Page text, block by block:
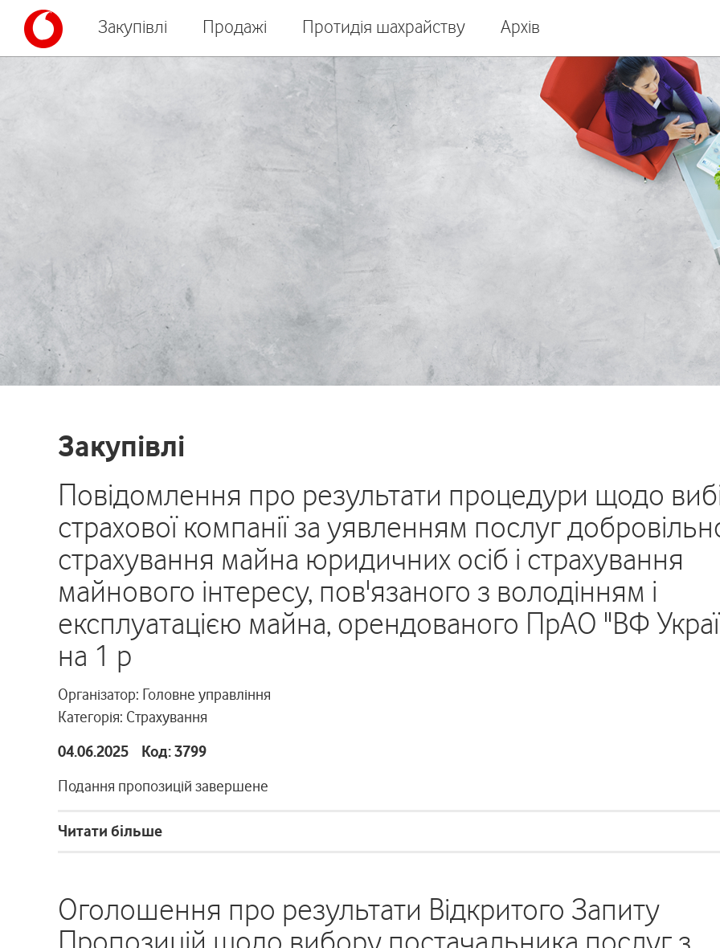
Закупівлі Продажі Протидія шахрайству Архів
Закупівлі
Повідомлення про результати процедури щодо
страхової компанії за уявленням послуг
страхування майна юридичних осіб і страхування
майнового інтересу, пов'язаного з володінням і
експлуатацією майна, орендованого ПрАО "ВФ
на 1 р
Організатор: Головне управління
Категорія: Страхування
04.06.2025 Код: 3799
Подання пропозицій завершене
Читати більше
Оголошення про результати Відкритого Запиту